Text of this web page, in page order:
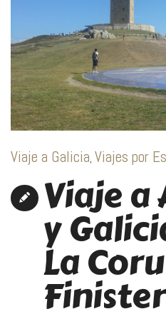
Viaje a Galicia, Viajes por
Viaje a
y
La